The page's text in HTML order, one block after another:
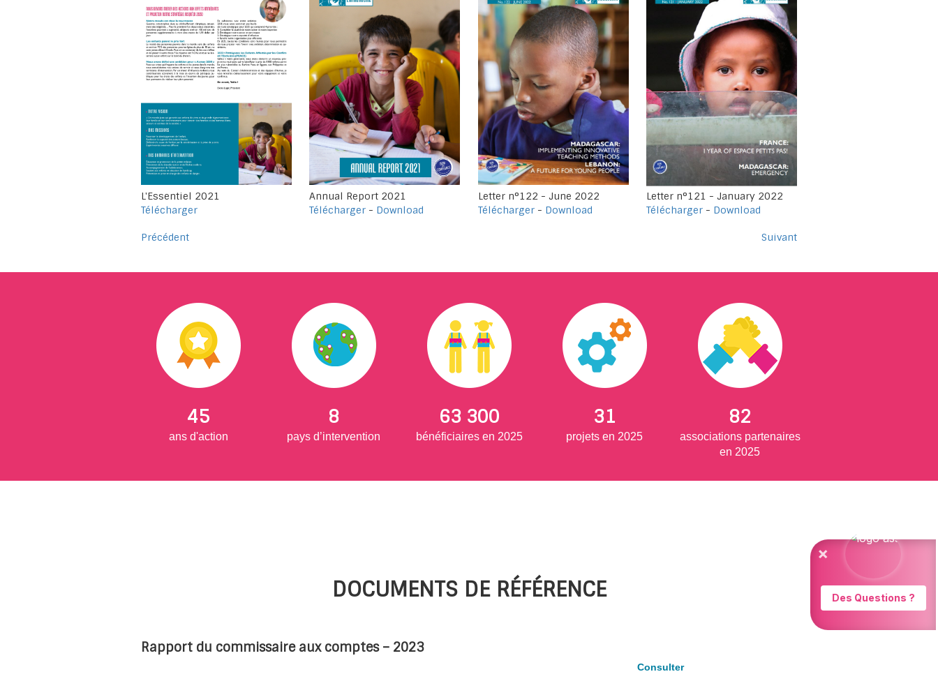
L'Essentiel 2021
Télécharger
Annual Report 2021
Télécharger - Download
Letter n°122 - June 2022
Télécharger- Download
Letter n°121 - January 2022
Télécharger- Download
Précédent Suivant
45
ans d'action
8
pays d’intervention
63 300
bénéficiaires en 2025
31
projets en 2025
82
associations partenaires
en 2025
DOCUMENTS DE RÉFÉRENCE
Rapport du commissaire aux comptes – 2023
Consulter